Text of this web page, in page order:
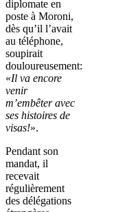
diplomate en
poste à Moroni,
dès qu’il l’avait
au téléphone,
soupirait
douloureusement:
«Il va encore
venir
m’embêter avec
ses histoires de
visas!».
Pendant son
mandat, il
recevait
régulièrement
des délégations